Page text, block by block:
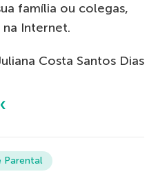
família ou colegas,
Internet.
Costa Santos Dias
Parental